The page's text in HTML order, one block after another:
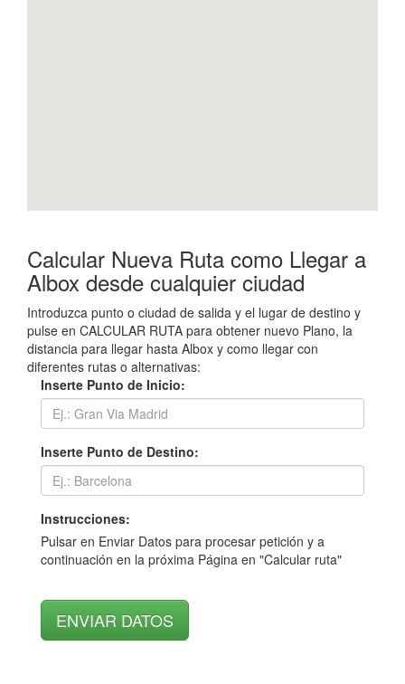
Calcular Nueva Ruta como Llegar a
Albox desde cualquier ciudad
Introduzca punto o ciudad de salida y el lugar de destino y
pulse en CALCULAR RUTA para obtener nuevo Plano, la
distancia para llegar hasta Albox y como llegar con
diferentes rutas o alternativas:
Inserte Punto de Inicio:
Inserte Punto de Destino:
Instrucciones:
Pulsar en Enviar Datos para procesar petición y a
continuación en la próxima Página en "Calcular ruta"